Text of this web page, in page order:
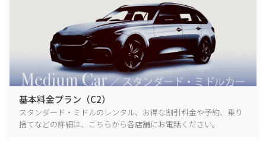
基本料金プラン（C2）
スタンダード・ミドルのレンタル、お得な割引料金や予約、乗り
捨てなどの詳細は、こちらから各店舗にお電話ください。